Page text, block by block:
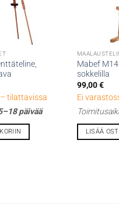
tilattavissa
päivää
Mabef
sokkelilla
99,00€
Ei
LISÄÄ